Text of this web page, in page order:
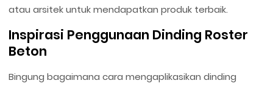
atau arsitek untuk mendapatkan produk terbaik.
Inspirasi Penggunaan Dinding Roster
Beton
Bingung bagaimana cara mengaplikasikan dinding